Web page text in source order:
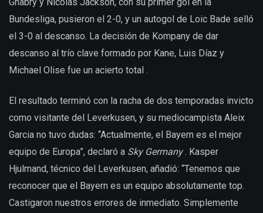
Bundesliga, pusieron el 2-0, y un autogol de Loic Bade selló
el 3-0 al descanso. La decisión de Kompany de dar
descanso al trío clave formado por Kane, Luis Díaz y
Michael Olise fue un acierto total .
El resultado terminó con la racha de dos temporadas invicto
como visitante del Leverkusen, y su mediocampista Aleix
Garcia no tuvo dudas: “Actualmente, el Bayern es el mejor
equipo de Europa”, declaró a Sky Germany. Kasper
Hjulmand, técnico del Leverkusen, añadió: “Tenemos que
reconocer que el Bayern es un equipo absolutamente top.
Castigaron nuestros errores de inmediato. Simplemente